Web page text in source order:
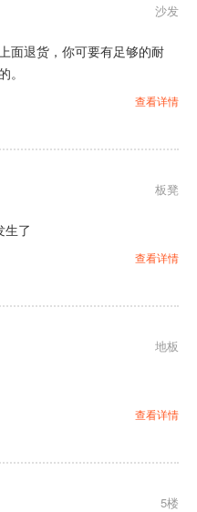
沙发
面退货，你可要有足够的耐
。
查看详情
板凳
生了
查看详情
地板
查看详情
5楼